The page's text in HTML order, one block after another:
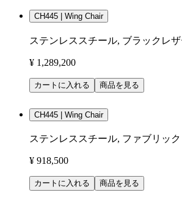
CH445 | Wing Chair
ステンレススチール, ブラックレザ
¥ 1,289,200
カートに入れる 商品を見る
CH445 | Wing Chair
ステンレススチール, ファブリッ
¥ 918,500
カートに入れる 商品を見る